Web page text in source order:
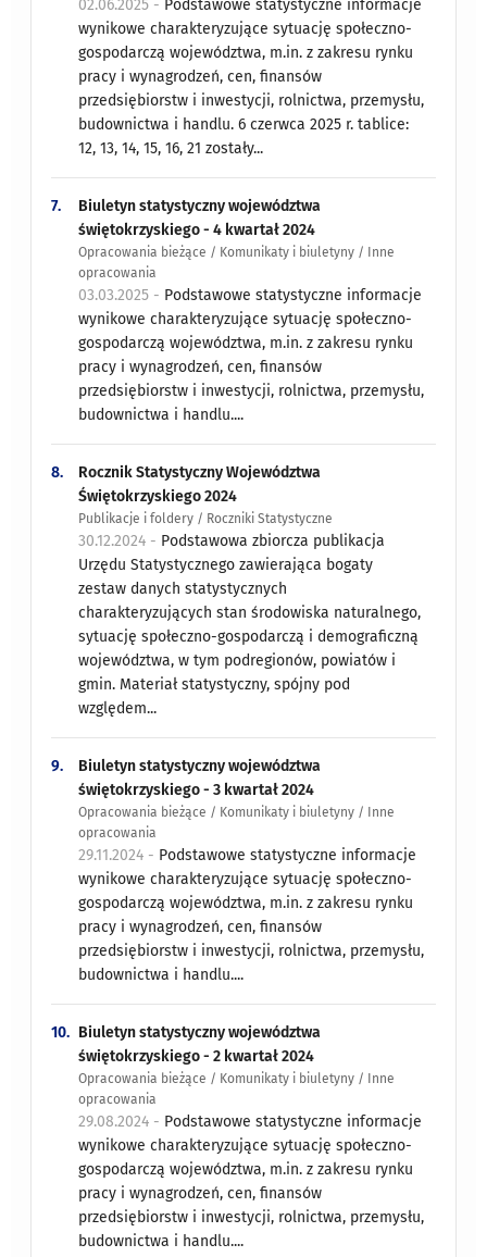
02.06.2025 - Podstawowe statystyczne informacje
wynikowe charakteryzujące sytuację społeczno-
gospodarczą województwa, m.in. z zakresu rynku
pracy i wynagrodzeń, cen, finansów
przedsiębiorstw i inwestycji, rolnictwa, przemysłu,
budownictwa i handlu. 6 czerwca 2025 r. tablice:
12, 13, 14, 15, 16, 21 zostały...
7.
Biuletyn statystyczny województwa
świętokrzyskiego - 4 kwartał 2024
Opracowania bieżące / Komunikaty i biuletyny / Inne
opracowania
03.03.2025 - Podstawowe statystyczne informacje
wynikowe charakteryzujące sytuację społeczno-
gospodarczą województwa, m.in. z zakresu rynku
pracy i wynagrodzeń, cen, finansów
przedsiębiorstw i inwestycji, rolnictwa, przemysłu,
budownictwa i handlu....
8.
Rocznik Statystyczny Województwa
Świętokrzyskiego 2024
Publikacje i foldery / Roczniki Statystyczne
30.12.2024 - Podstawowa zbiorcza publikacja
Urzędu Statystycznego zawierająca bogaty
zestaw danych statystycznych
charakteryzujących stan środowiska naturalnego,
sytuację społeczno-gospodarczą i demograficzną
województwa, w tym podregionów, powiatów i
gmin. Materiał statystyczny, spójny pod
względem...
9.
Biuletyn statystyczny województwa
świętokrzyskiego - 3 kwartał 2024
Opracowania bieżące / Komunikaty i biuletyny / Inne
opracowania
29.11.2024 - Podstawowe statystyczne informacje
wynikowe charakteryzujące sytuację społeczno-
gospodarczą województwa, m.in. z zakresu rynku
pracy i wynagrodzeń, cen, finansów
przedsiębiorstw i inwestycji, rolnictwa, przemysłu,
budownictwa i handlu....
10. Biuletyn statystyczny województwa
świętokrzyskiego - 2 kwartał 2024
Opracowania bieżące / Komunikaty i biuletyny / Inne
opracowania
29.08.2024 - Podstawowe statystyczne informacje
wynikowe charakteryzujące sytuację społeczno-
gospodarczą województwa, m.in. z zakresu rynku
pracy i wynagrodzeń, cen, finansów
przedsiębiorstw i inwestycji, rolnictwa, przemysłu,
budownictwa i handlu....